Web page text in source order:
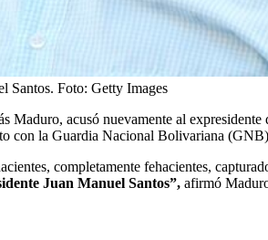
Santos. Foto: Getty Images
Maduro, acusó nuevamente al
con la Guardia Nacional Bolivariana
completamente fehacientes,
Juan Manuel Santos”, afirmó